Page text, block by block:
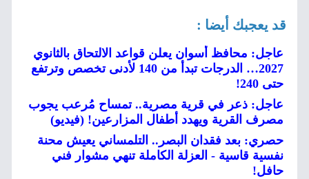
قد يعجبك أيضا :
عاجل: محافظ أسوان يعلن قواعد الالتحاق بالثانوي
2027… الدرجات تبدأ من 140 لأدنى تخصص وترتفع
حتى 240!
عاجل: ذعر في قرية مصرية.. تمساح مُرعب يجوب
مصرف القرية ويهدد أطفال المزارعين! (فيديو)
حصري: بعد فقدان البصر.. التلمساني يعيش محنة
نفسية قاسية - العزلة الكاملة تنهي مشوار فني
حافل!